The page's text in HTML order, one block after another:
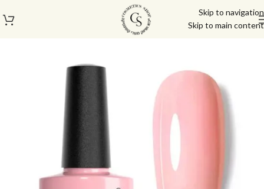
Skip to navigation
Skip to main content
עמוד הבית לק ג'ל/טופ/בייס/לק ג'ל